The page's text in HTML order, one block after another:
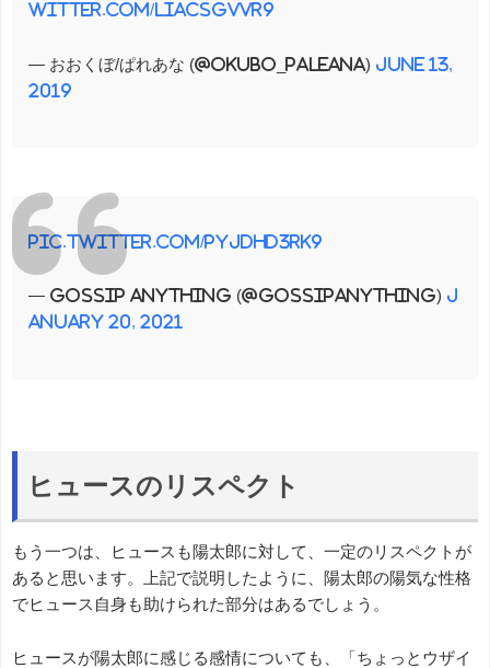
witter.com/LiacsGvvR9
— おおくぼ/ぱれあな (@okubo_Paleana) June 13,
2019
pic.twitter.com/PyjDhD3RK9
— Gossip Anything (@gossipanything) J
anuary 20, 2021
ヒュースのリスペクト
もう一つは、ヒュースも陽太郎に対して、一定のリスペクトが
あると思います。上記で説明したように、陽太郎の陽気な性格
でヒュース自身も助けられた部分はあるでしょう。
ヒュースが陽太郎に感じる感情についても、「ちょっとウザイ